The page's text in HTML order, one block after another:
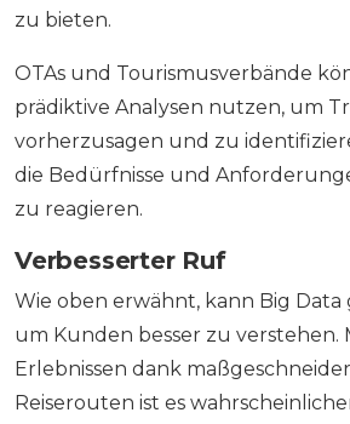
zu bieten.
OTAs und Tourismusverbände
prädiktive Analysen nutzen, um
vorherzusagen und zu
die Bedürfnisse und
zu reagieren.
Verbesserter Ruf
Wie oben erwähnt, kann Big
um Kunden besser zu verstehen.
Erlebnissen dank
Reiserouten ist es